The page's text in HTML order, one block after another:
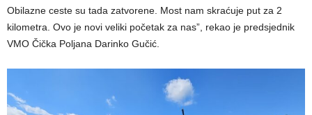
Obilazne ceste su tada zatvorene. Most nam skraćuje put za 2
kilometra. Ovo je novi veliki početak za nas”, rekao je predsjednik
VMO Čička Poljana Darinko Gučić.